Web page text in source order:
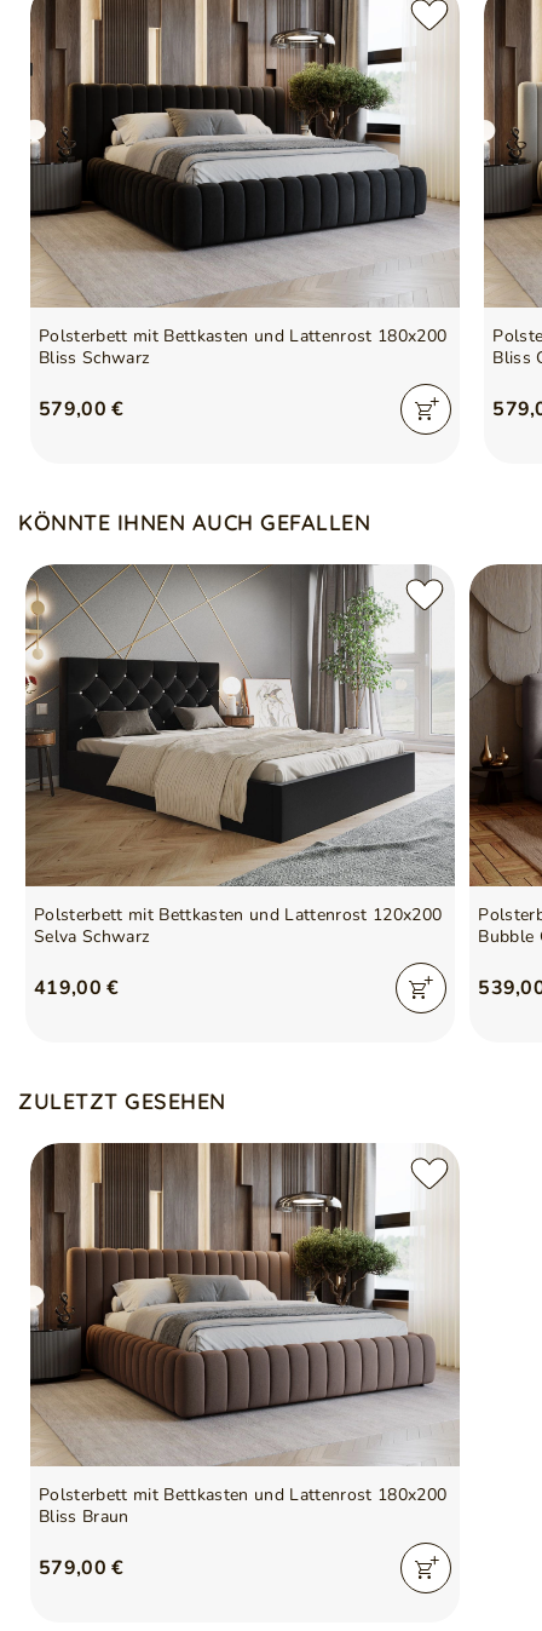
Polsterbett mit Bettkasten und Lattenrost 180x200
Bliss Schwarz
579,00 €
Bliss
KÖNNTE IHNEN AUCH GEFALLEN
Polsterbett mit Bettkasten und Lattenrost 120x200
Selva Schwarz
419,00 €
Bubble
ZULETZT GESEHEN
Polsterbett mit Bettkasten und Lattenrost 180x200
Bliss Braun
579,00 €